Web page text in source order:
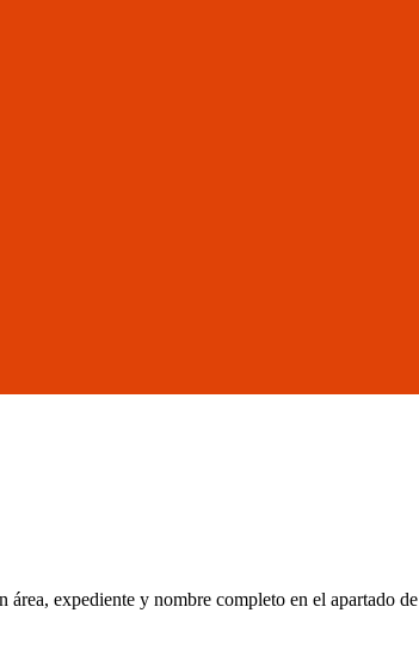
expediente y nombre completo en el apartado de